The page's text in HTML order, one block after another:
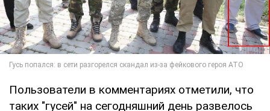
Пользователи в комментариях отметили, что
таких "гусей" на сегодняшний день развелось